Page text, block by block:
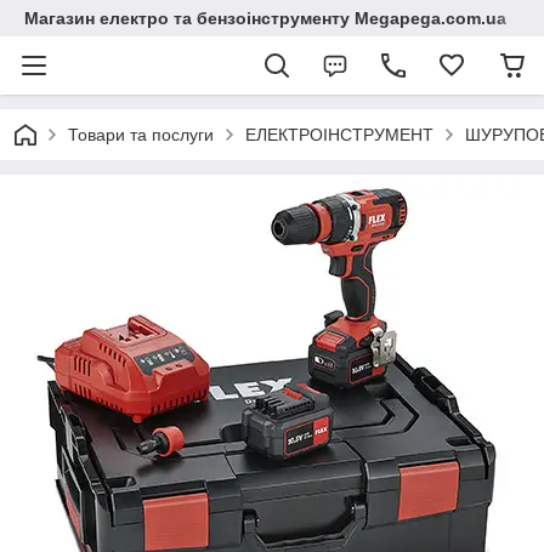
Магазин електро та бензоінструменту Megapega.com.ua
Товари та послуги ЕЛЕКТРОІНСТРУМЕНТ